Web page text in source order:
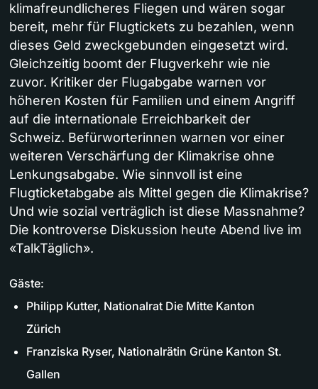
klimafreundlicheres Fliegen und wären sogar
bereit, mehr für Flugtickets zu bezahlen, wenn
dieses Geld zweckgebunden eingesetzt wird.
Gleichzeitig boomt der Flugverkehr wie nie
zuvor. Kritiker der Flugabgabe warnen vor
höheren Kosten für Familien und einem Angriff
auf die internationale Erreichbarkeit der
Schweiz. Befürworterinnen warnen vor einer
weiteren Verschärfung der Klimakrise ohne
Lenkungsabgabe. Wie sinnvoll ist eine
Flugticketabgabe als Mittel gegen die Klimakrise?
Und wie sozial verträglich ist diese Massnahme?
Die kontroverse Diskussion heute Abend live im
«TalkTäglich».
Gäste:
Philipp Kutter, Nationalrat Die Mitte Kanton
Zürich
Franziska Ryser, Nationalrätin Grüne Kanton St.
Gallen